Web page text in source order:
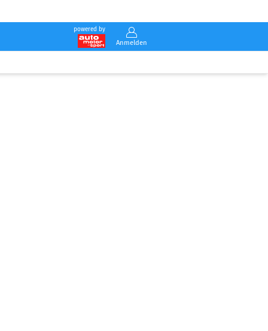
powered by
Anmelden